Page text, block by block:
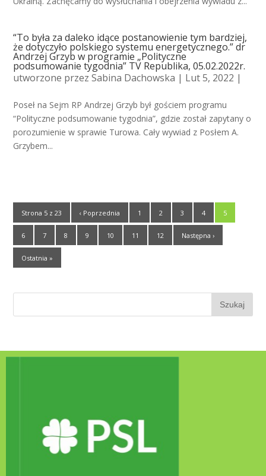
“To była za daleko idące postanowienie tym bardziej,
że dotyczyło polskiego systemu energetycznego.” dr
Andrzej Grzyb w programie „Polityczne
podsumowanie tygodnia” TV Republika, 05.02.2022r.
utworzone przezSabina Dachowska | Lut 5, 2022 |
Poseł na Sejm RP Andrzej Grzyb był gościem programu
“Polityczne podsumowanie tygodnia”, gdzie został zapytany o
porozumienie w sprawie Turowa. Cały wywiad z Posłem A.
Grzybem...
Strona 5 z 23 ‹ Poprzednia 1 2 3 4 5
6 7 8 9 10 11 12 Następna ›
Ostatnia »